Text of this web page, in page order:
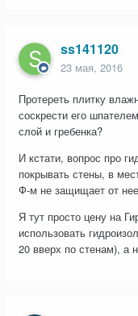
ss141120
23 мая, 2016
Протереть плитку
соскрести его
слой и гребенка?
И кстати, вопрос про
покрывать стены, в
Ф-м не защищает от
Я тут просто цену на
использовать
20 вверх по стенам), а